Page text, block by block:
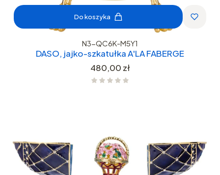
Do koszyka
N3-QC6K-M5Y1
DASO, jajko-szkatułka A'LA FABERGE
Cena
480,00 zł